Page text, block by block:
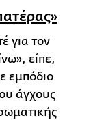
για τον
είπε,
εμπόδιο
άγχους